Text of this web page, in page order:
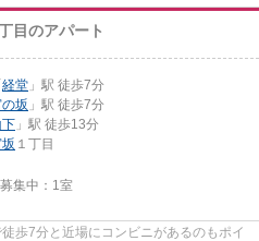
目のアパート
経堂 」駅 徒歩7分
坂 」駅 徒歩7分
下 」駅 徒歩13分
１丁目
集中： 1室
歩7分と近場にコンビニがあるのもポイ